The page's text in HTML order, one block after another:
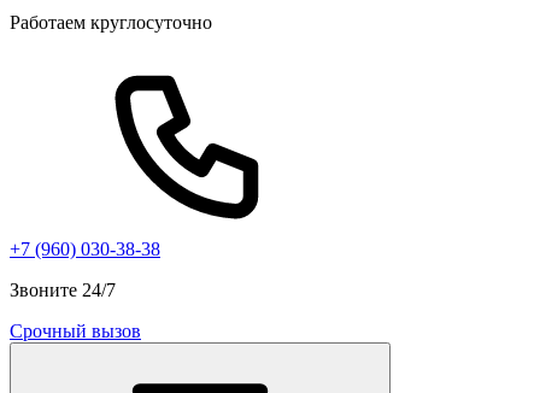
Работаем круглосуточно
+7 (960) 030-38-38
Звоните 24/7
Срочный вызов